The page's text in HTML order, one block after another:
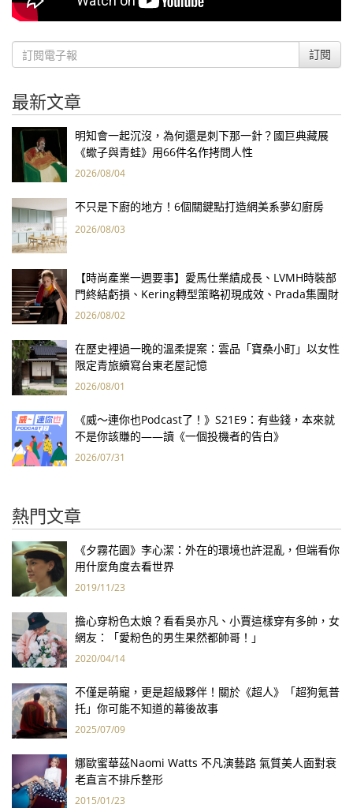
訂閱
最新文章
明知會一起沉沒，為何還是刺下那一針？國巨典藏展
《蠍子與青蛙》用66件名作拷問人性
2026/08/04
不只是下廚的地方！6個關鍵點打造網美系夢幻廚房
2026/08/03
【時尚產業一週要事】愛馬仕業績成長、LVMH時裝部
門終結虧損、Kering轉型策略初現成效、Prada集團財
報亮眼
2026/08/02
在歷史裡過一晚的溫柔提案：雲品「寶桑小町」以女性
限定青旅續寫台東老屋記憶
2026/08/01
《威～連你也Podcast了！》S21E9：有些錢，本來就
不是你該賺的——讀《一個投機者的告白》
2026/07/31
熱門文章
《夕霧花園》李心潔：外在的環境也許混亂，但端看你
用什麼角度去看世界
2019/11/23
擔心穿粉色太娘？看看吳亦凡、小賈這樣穿有多帥，女
網友：「愛粉色的男生果然都帥哥！」
2020/04/14
不僅是萌寵，更是超級夥伴！關於《超人》「超狗氪普
托」你可能不知道的幕後故事
2025/07/09
娜歐蜜華茲Naomi Watts 不凡演藝路 氣質美人面對衰
老直言不排斥整形
2015/01/23